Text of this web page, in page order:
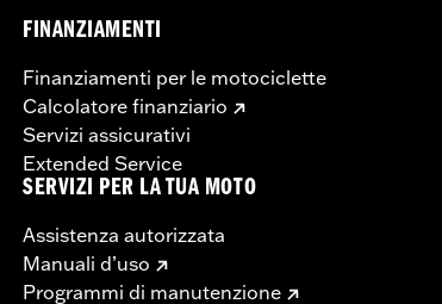
FINANZIAMENTI
Finanziamenti per le motociclette
Calcolatore finanziario
Servizi assicurativi
Extended Service
SERVIZI PER LA TUA MOTO
Assistenza autorizzata
Manuali d’uso
Programmi di manutenzione